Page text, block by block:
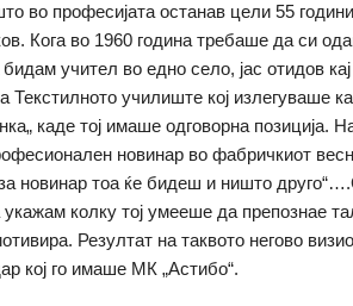
во професијата останав цели 55
Кога во 1960 година требаше да си
учител во едно село, јас отидов кај
Текстилното училиште кој излегуваше
каде тој имаше одговорна позиција.
новинар во фабричкиот
новинар тоа ќе бидеш и ништо
колку тој умееше да препознае
Резултат на таквото негово
кој го имаше МК „Астибо“.